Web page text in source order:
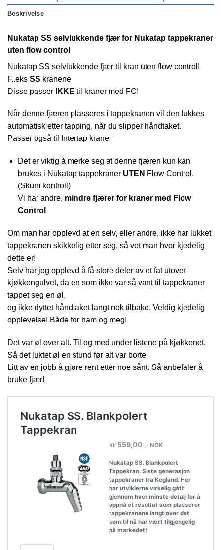
Beskrivelse
Nukatap SS selvlukkende fjær for Nukatap tappekraner
uten flow control
Nukatap SS selvlukkende fjær til kran uten flow control!
F..eks SS kranene
Disse passer
IKKE til kraner med FC!
Når denne fjæren plasseres i tappekranen vil den lukkes
automatisk etter tapping, når du slipper håndtaket.
Passer også til Intertap kraner
Det er viktig å merke seg at denne fjæren kun kan
brukes i Nukatap tappekraner UTEN Flow Control.
(Skum kontroll)
Vi har andre, mindre fjærer for kraner med Flow
Control
Om man har opplevd at en selv, eller andre, ikke har lukket
tappekranen skikkelig etter seg, så vet man hvor kjedelig
dette er!
Selv har jeg opplevd å få store deler av et fat utover
kjøkkengulvet, da en som ikke var så vant til tappekraner
tappet seg en øl,
og ikke dyttet håndtaket langt nok tilbake. Veldig kjedelig
opplevelse! Både for ham og meg!
Det var øl over alt. Til og med under listene på kjøkkenet.
Så det luktet øl en stund før alt var borte!
Litt av en jobb å gjøre rent etter noe sånt. Så anbefaler å
bruke fjær!